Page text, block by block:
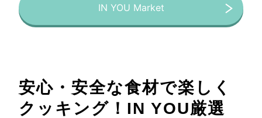
IN YOU Market
安心・安全な食材で楽しく
クッキング！IN YOU厳選